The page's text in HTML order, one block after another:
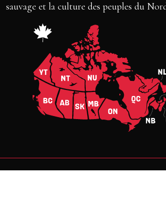
sauvage et la culture des peuples du